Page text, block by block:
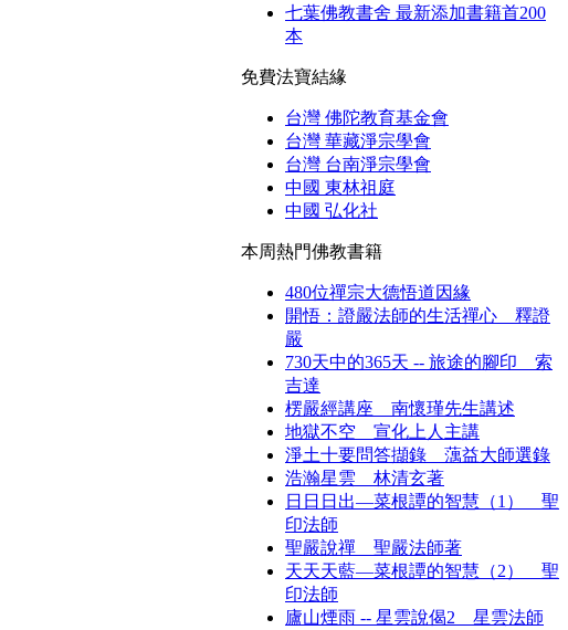
七葉佛教書舍 最新添加書籍首200
本
免費法寶結緣
台灣 佛陀教育基金會
台灣 華藏淨宗學會
台灣 台南淨宗學會
中國 東林祖庭
中國 弘化社
本周熱門佛教書籍
480位禪宗大德悟道因緣
開悟：證嚴法師的生活禪心 釋證
嚴
730天中的365天 -- 旅途的腳印 索
吉達
楞嚴經講座 南懷瑾先生講述
地獄不空 宣化上人主講
淨土十要問答擷錄 蕅益大師選錄
浩瀚星雲 林清玄著
日日日出—菜根譚的智慧（1） 聖
印法師
聖嚴說禪 聖嚴法師著
天天天藍—菜根譚的智慧（2） 聖
印法師
廬山煙雨 -- 星雲說偈2 星雲法師